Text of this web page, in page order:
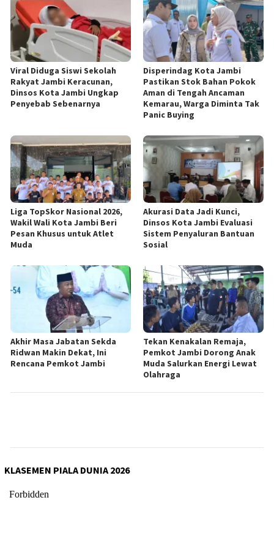
Viral Diduga Siswi Sekolah
Rakyat Jambi Keracunan,
Dinsos Kota Jambi Ungkap
Penyebab Sebenarnya
Disperindag Kota Jambi
Pastikan Stok Bahan Pokok
Aman di Tengah Ancaman
Kemarau, Warga Diminta Tak
Panic Buying
Liga TopSkor Nasional 2026,
Wakil Wali Kota Jambi Beri
Pesan Khusus untuk Atlet
Muda
Akurasi Data Jadi Kunci,
Dinsos Kota Jambi Evaluasi
Sistem Penyaluran Bantuan
Sosial
Akhir Masa Jabatan Sekda
Ridwan Makin Dekat, Ini
Rencana Pemkot Jambi
Tekan Kenakalan Remaja,
Pemkot Jambi Dorong Anak
Muda Salurkan Energi Lewat
Olahraga
KLASEMEN PIALA DUNIA 2026